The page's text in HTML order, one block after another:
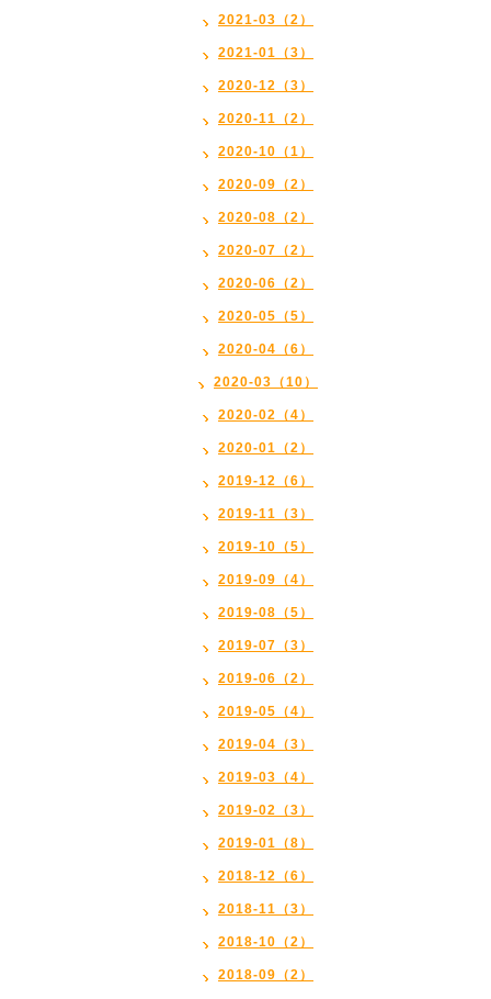
2021-03（2）
2021-01（3）
2020-12（3）
2020-11（2）
2020-10（1）
2020-09（2）
2020-08（2）
2020-07（2）
2020-06（2）
2020-05（5）
2020-04（6）
2020-03（10）
2020-02（4）
2020-01（2）
2019-12（6）
2019-11（3）
2019-10（5）
2019-09（4）
2019-08（5）
2019-07（3）
2019-06（2）
2019-05（4）
2019-04（3）
2019-03（4）
2019-02（3）
2019-01（8）
2018-12（6）
2018-11（3）
2018-10（2）
2018-09（2）